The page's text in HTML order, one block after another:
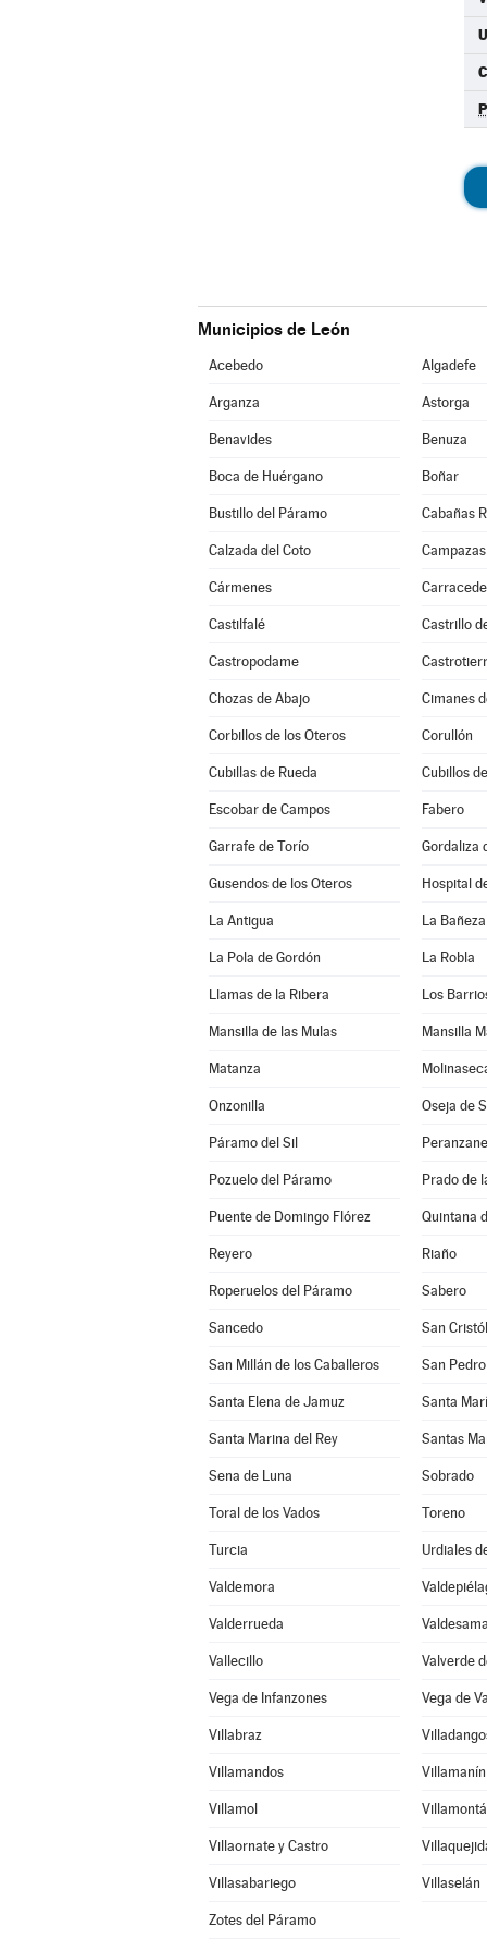
Municipios de León
Acebedo Algadefe
Arganza Astorga
Benavides Benuza
Boca de Huérgano Boñar
Bustillo del Páramo Cabañas
Calzada del Coto Campazas
Cármenes
Castilfalé Castrillo
Castropodame
Chozas de Abajo Cimanes
Corbillos de los Oteros Corullón
Cubillas de Rueda Cubillos
Escobar de Campos Fabero
Garrafe de Torío Gordaliza
Gusendos de los Oteros Hospital
La Antigua La Bañeza
La Pola de Gordón La Robla
Llamas de la Ribera Los
Mansilla de las Mulas Mansilla
Matanza
Onzonilla Oseja de
Páramo del Sil
Pozuelo del Páramo Prado de
Puente de Domingo Flórez Quintana
Reyero Riaño
Roperuelos del Páramo Sabero
Sancedo San
San Millán de los Caballeros San
Santa Elena de Jamuz Santa
Santa Marina del Rey Santas
Sena de Luna Sobrado
Toral de los Vados Toreno
Turcia Urdiales
Valdemora
Valderrueda
Vallecillo Valverde
Vega de Infanzones Vega de
Villabraz
Villamandos Villamanín
Villamol
Villaornate y Castro
Villasabariego Villaselán
Zotes del Páramo